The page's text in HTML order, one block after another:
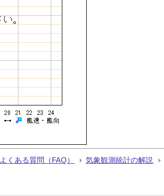
よくある質問（FAQ） 気象観測統計の解説